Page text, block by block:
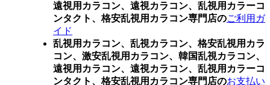
遠視用カラコン、遠視カラコン、乱視用カラーコ
ンタクト、格安乱視用カラコン専門店のご利用ガ
イド
乱視用カラコン、乱視カラコン、格安乱視用カラ
コン、激安乱視用カラコン、韓国乱視カラコン、
遠視用カラコン、遠視カラコン、乱視用カラーコ
ンタクト、格安乱視用カラコン専門店のお支払い